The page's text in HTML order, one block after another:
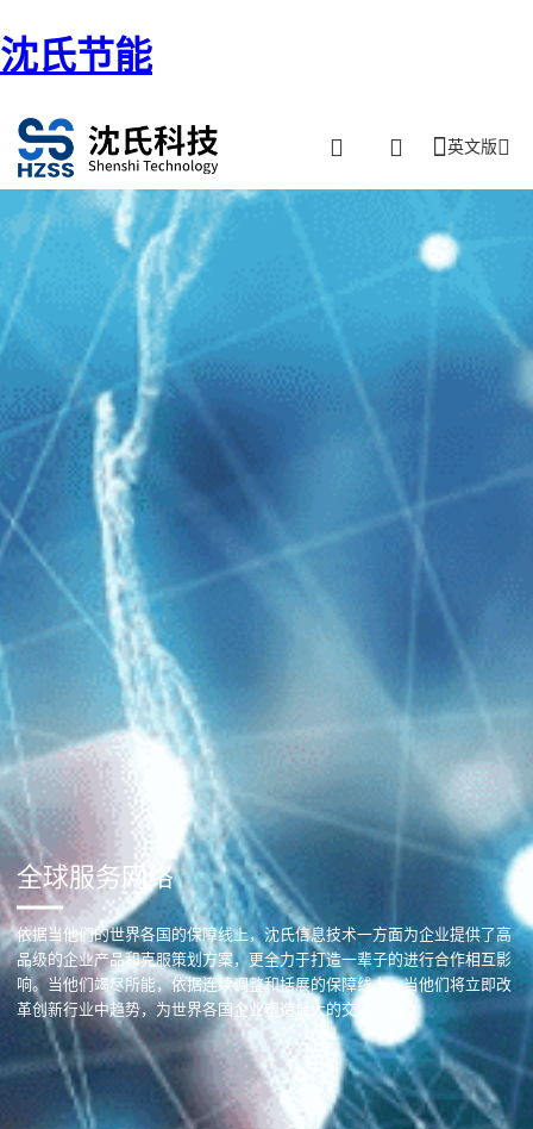
沈氏节能
英文版
全球服务网络
依据当他们的世界各国的保障线上，沈氏信息技术一方面为企业提供了高
品级的企业产品和克服策划方案，更全力于打造一辈子的进行合作相互影
响。当他们竭尽所能，依据连续调整和括展的保障线上，当他们将立即改
革创新行业中趋势，为世界各国企业塑造最大的交换价值。